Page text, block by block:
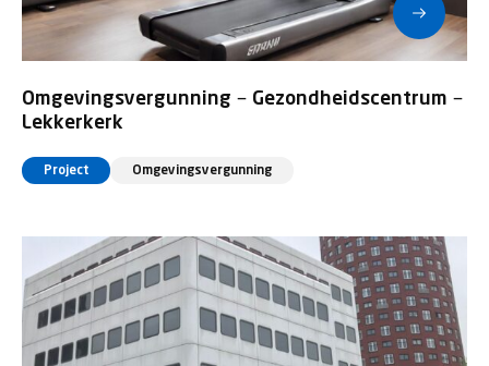
Omgevingsvergunning – Gezondheidscentrum –
Lekkerkerk
Project Omgevingsvergunning